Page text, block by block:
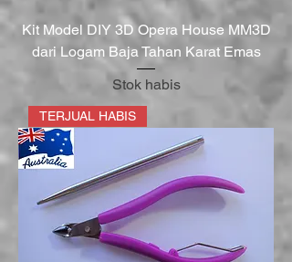
Kit Model DIY 3D Opera House MM3D
dari Logam Baja Tahan Karat Emas
Stok habis
TERJUAL HABIS